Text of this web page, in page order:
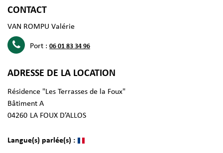
CONTACT
VAN ROMPU Valérie
Port : 06 01 83 34 96
ADRESSE DE LA LOCATION
Résidence "Les Terrasses de la Foux"
Bâtiment A
04260 LA FOUX D’ALLOS
Langue(s) parlée(s) :